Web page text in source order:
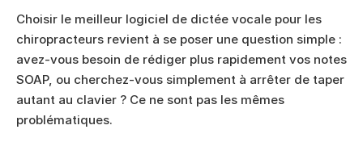
Choisir le meilleur logiciel de dictée vocale pour les
chiropracteurs revient à se poser une question simple :
avez-vous besoin de rédiger plus rapidement vos notes
SOAP, ou cherchez-vous simplement à arrêter de taper
autant au clavier ? Ce ne sont pas les mêmes
problématiques.